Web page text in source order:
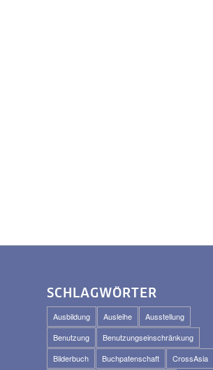
SCHLAGWÖRTER
Ausbildung Ausleihe
Ausstellung
Benutzung
Benutzungseinschränkung
Bilderbuch
Buchpatenschaft
CrossAsia